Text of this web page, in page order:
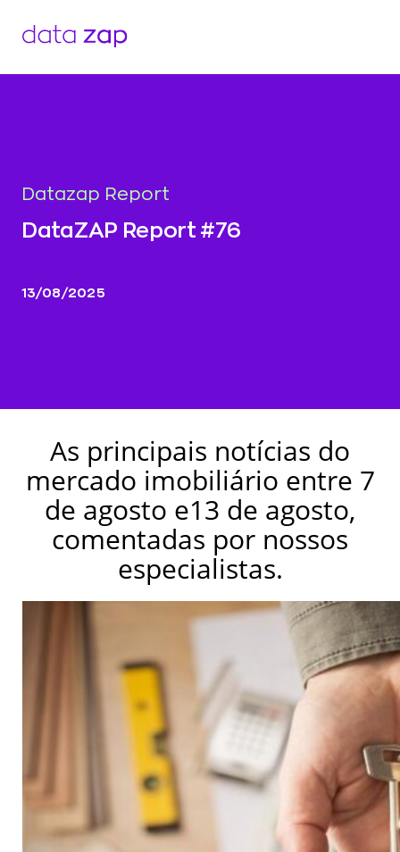
Datazap Report
DataZAP Report #76
13/08/2025
As principais notícias do
mercado imobiliário entre 7
de agosto e13 de agosto,
comentadas por nossos
especialistas.